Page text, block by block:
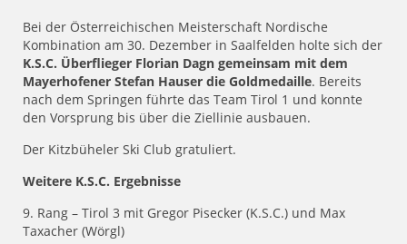
Bei der Österreichischen Meisterschaft Nordische
Kombination am 30. Dezember in Saalfelden holte sich der
K.S.C. Überflieger Florian Dagn gemeinsam mit dem
Mayerhofener Stefan Hauser die Goldmedaille. Bereits
nach dem Springen führte das Team Tirol 1 und konnte
den Vorsprung bis über die Ziellinie ausbauen.
Der Kitzbüheler Ski Club gratuliert.
Weitere K.S.C. Ergebnisse
9. Rang – Tirol 3 mit Gregor Pisecker (K.S.C.) und Max
Taxacher (Wörgl)